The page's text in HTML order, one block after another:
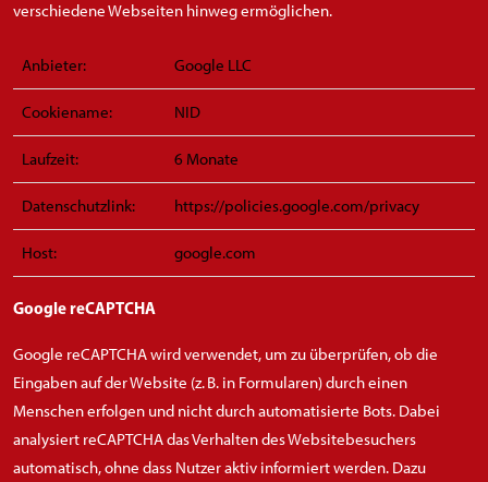
verschiedene Webseiten hinweg ermöglichen.
Anbieter: Google LLC
Cookiename: NID
Laufzeit: 6 Monate
Datenschutzlink: https://policies.google.com/privacy
Host: google.com
Google reCAPTCHA
Google reCAPTCHA wird verwendet, um zu überprüfen, ob die
Eingaben auf der Website (z. B. in Formularen) durch einen
Menschen erfolgen und nicht durch automatisierte Bots. Dabei
analysiert reCAPTCHA das Verhalten des Websitebesuchers
automatisch, ohne dass Nutzer aktiv informiert werden. Dazu